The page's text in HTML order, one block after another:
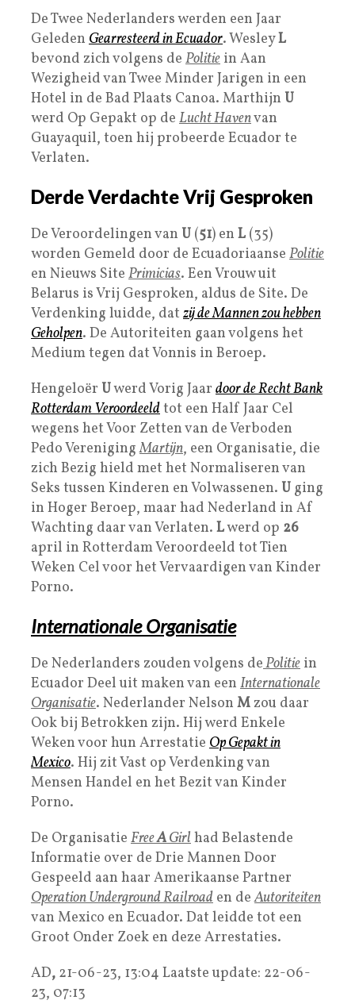
De Twee Nederlanders werden een Jaar
Geleden Gearresteerd in Ecuador. WesleyL
bevond zich volgens de Politie in Aan
Wezigheid van Twee Minder Jarigen in een
Hotel in de Bad Plaats Canoa. Marthijn U
werd Op Gepakt op de Lucht Havenvan
Guayaquil, toen hij probeerde Ecuador te
Verlaten.
Derde Verdachte Vrij Gesproken
De Veroordelingen van U (51) en L (35)
worden Gemeld door de Ecuadoriaanse Politie
en Nieuws Site Primicias. Een Vrouw uit
Belarus is Vrij Gesproken, aldus de Site. De
Verdenking luidde, dat zij de Mannen zou hebben
Geholpen. De Autoriteiten gaan volgens het
Medium tegen dat Vonnis in Beroep.
Hengeloër Uwerd Vorig Jaar door deRecht Bank
RotterdamVeroordeeldtot een Half Jaar Cel
wegens het Voor Zetten van de Verboden
Pedo VerenigingMartijn, een Organisatie, die
zich Bezig hield met het Normaliseren van
Seks tussen Kinderen en Volwassenen. U ging
in Hoger Beroep, maar had Nederland in Af
Wachting daar van Verlaten. Lwerd op 26
april in Rotterdam Veroordeeld tot Tien
Weken Cel voor het Vervaardigen van Kinder
Porno.
Internationale Organisatie
De Nederlanders zouden volgens dePolitie in
Ecuador Deel uit maken van een Internationale
Organisatie. Nederlander Nelson Mzou daar
Ook bij Betrokken zijn. Hij werd Enkele
Weken voor hun Arrestatie Op Gepakt in
Mexico. Hij zit Vast op Verdenking van
Mensen Handel en het Bezit van Kinder
Porno.
De Organisatie FreeAGirlhad Belastende
Informatie over de Drie Mannen Door
Gespeeld aan haar Amerikaanse Partner
Operation Underground Railroad en deAutoriteiten
van Mexico en Ecuador. Dat leidde tot een
Groot Onder Zoek en deze Arrestaties.
AD, 21-06-23, 13:04 Laatste update: 22-06-
23, 07:13